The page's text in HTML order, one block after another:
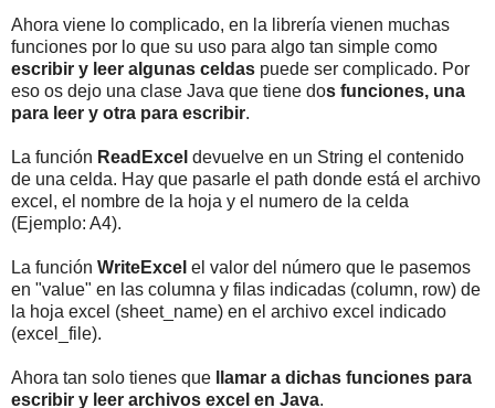
Ahora viene lo complicado, en la librería vienen muchas
funciones por lo que su uso para algo tan simple como
escribir y leer algunas celdas puede ser complicado. Por
eso os dejo una clase Java que tiene dos funciones, una
para leer y otra para escribir.
La función ReadExcel devuelve en un String el contenido
de una celda. Hay que pasarle el path donde está el archivo
excel, el nombre de la hoja y el numero de la celda
(Ejemplo: A4).
La función WriteExcel el valor del número que le pasemos
en "value" en las columna y filas indicadas (column, row) de
la hoja excel (sheet_name) en el archivo excel indicado
(excel_file).
Ahora tan solo tienes que
llamar a dichas funciones para
escribir y leer archivos excel en Java.